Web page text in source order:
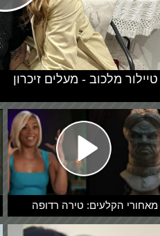
מאחורי הקלעים: טירה רדופה
טיילור מלכוב - מעלים זיכרון